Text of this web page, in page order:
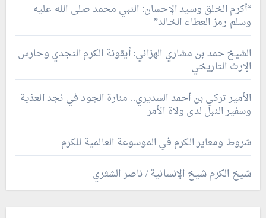
“أكرم الخلق وسيد الإحسان: النبي محمد صلى الله عليه
وسلم رمز العطاء الخالد”
الشيخ حمد بن مشاري الهزاني: أيقونة الكرم النجدي وحارس
الإرث التاريخي
الأمير تركي بن أحمد السديري.. منارة الجود في نجد العذية
وسفير النبل لدى ولاة الأمر
شروط ومعاير الكرم في الموسوعة العالمية للكرم
شيخ الكرم شيخ الإنسانية / ناصر الشثري